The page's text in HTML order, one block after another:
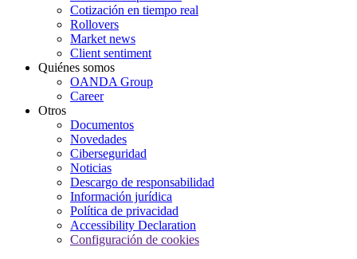
Cotización en tiempo real
Rollovers
Market news
Client sentiment
Quiénes somos
OANDA Group
Career
Otros
Documentos
Novedades
Ciberseguridad
Noticias
Descargo de responsabilidad
Información jurídica
Política de privacidad
Accessibility Declaration
Configuración de cookies